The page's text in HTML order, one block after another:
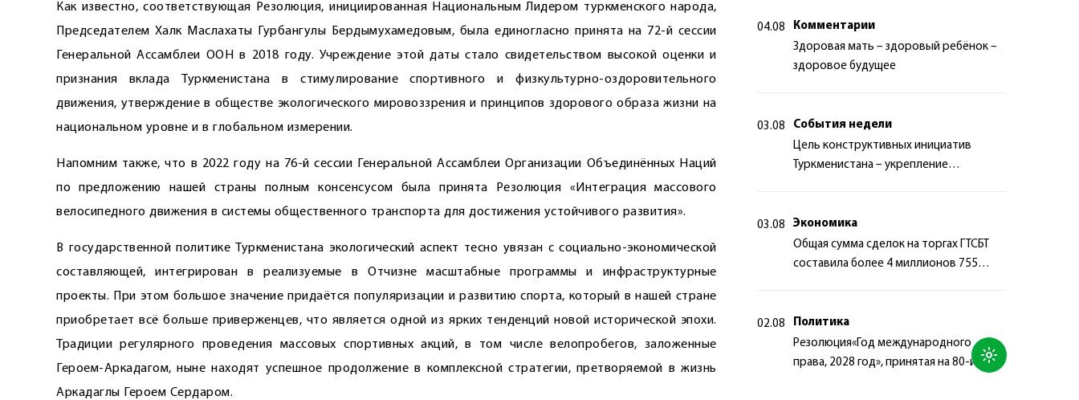
Как известно, соответствующая Резолюция, инициированная Нацио­нальным Лидером туркменского народа,
Председателем Халк Маслахаты Гурбангулы Бердымухамедовым, была единогласно принята на 72-й сессии
Генеральной Ассамблеи ООН в 2018 году. Учреждение этой даты стало свидетельством высокой оценки и
признания вклада Туркменистана в стимулирование спортивного и физкультурно-оздоровительного
движения, утверждение в обществе экологического мировоззрения и принципов здорового образа жизни на
национальном уровне и в глобальном измерении.
Напомним также, что в 2022 году на 76-й сессии Генеральной Ассамблеи Организации Объединённых Наций
по предложению нашей страны полным консенсусом была принята Резолюция «Интеграция массового
велосипедного движения в системы общественного транспорта для достижения устойчивого развития».
В государственной политике Туркменистана экологический аспект тесно увязан с социально-экономической
составляющей, интегрирован в реализуемые в Отчизне масштабные программы и инфраструктурные
проекты. При этом большое значение придаётся популяризации и развитию спорта, который в нашей стране
приобретает всё больше приверженцев, что является одной из ярких тенденций новой исторической эпохи.
Традиции регулярного проведения массовых спортивных акций, в том числе велопробегов, заложенные
Героем-Аркадагом, ныне находят успешное продолжение в комплексной стратегии, претворяемой в жизнь
Аркадаглы Героем Сердаром.
04.08
Комментарии
Здоровая мать – здоровый ребёнок –
здоровое будущее
03.08
События недели
Цель конструктивных инициатив
Туркменистана – укрепление
03.08
Экономика
Общая сумма сделок на торгах ГТСБТ
составила более 4 миллионов 755
02.08
Политика
Резолюция«Год международного
права, 2028 год», принятая на 80-й